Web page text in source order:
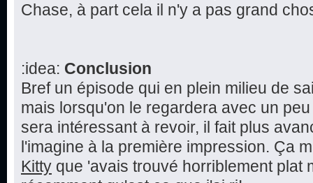
Chase, à part cela il n'y a pas grand
:idea: Conclusion
Bref un épisode qui en plein milieu de
mais lorsqu'on le regardera avec un
sera intéressant à revoir, il fait plus
l'imagine à la première impression. Ça
Kitty que 'avais trouvé horriblement plat